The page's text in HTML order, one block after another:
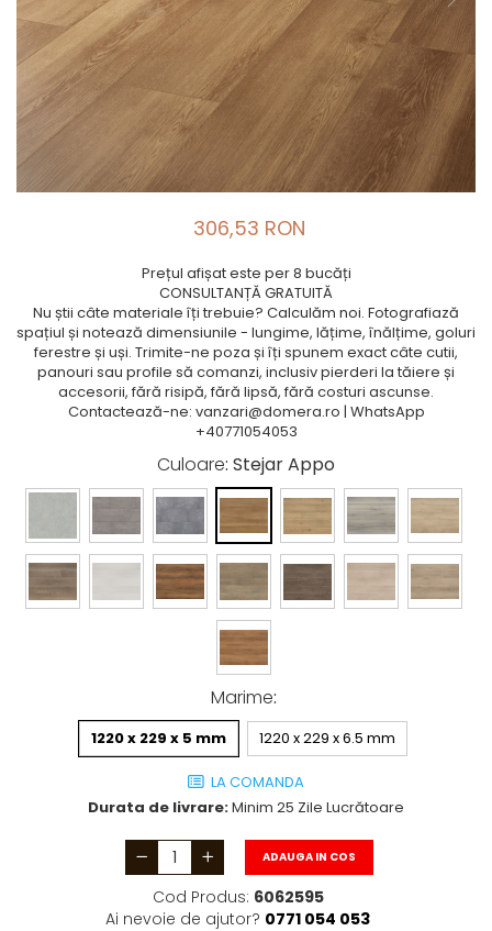
306,53 RON
Prețul afișat este per 8 bucăți
CONSULTANȚĂ GRATUITĂ
Nu știi câte materiale îți trebuie? Calculăm noi. Fotografiază
spațiul și notează dimensiunile - lungime, lățime, înălțime, goluri
ferestre și uși. Trimite-ne poza și îți spunem exact câte cutii,
panouri sau profile să comanzi, inclusiv pierderi la tăiere și
accesorii, fără risipă, fără lipsă, fără costuri ascunse.
Contactează-ne: vanzari@domera.ro | WhatsApp
+40771054053
Culoare: Stejar Appo
Marime:
1220 x 229 x 5 mm 1220 x 229 x 6.5 mm
LA COMANDA
Durata de livrare:Minim 25 Zile Lucrătoare
ADAUGA IN COS
Cod Produs: 6062595
Ai nevoie de ajutor? 0771 054 053